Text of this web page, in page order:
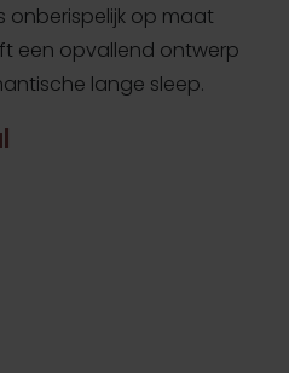
onberispelijk op maat
een opvallend ontwerp
lange sleep.